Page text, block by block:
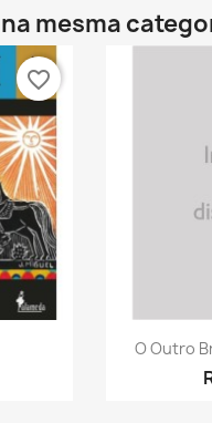
mesma
favorite_border

O Outro